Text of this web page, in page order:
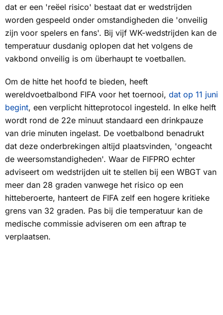
dat er een 'reëel risico' bestaat dat er wedstrijden
worden gespeeld onder omstandigheden die 'onveilig
zijn voor spelers en fans'. Bij vijf WK-wedstrijden kan de
temperatuur dusdanig oplopen dat het volgens de
vakbond onveilig is om überhaupt te voetballen.
Om de hitte het hoofd te bieden, heeft
wereldvoetbalbond FIFA voor het toernooi, dat op 11 juni
begint, een verplicht hitteprotocol ingesteld. In elke helft
wordt rond de 22e minuut standaard een drinkpauze
van drie minuten ingelast. De voetbalbond benadrukt
dat deze onderbrekingen altijd plaatsvinden, 'ongeacht
de weersomstandigheden'. Waar de FIFPRO echter
adviseert om wedstrijden uit te stellen bij een WBGT van
meer dan 28 graden vanwege het risico op een
hitteberoerte, hanteert de FIFA zelf een hogere kritieke
grens van 32 graden. Pas bij die temperatuur kan de
medische commissie adviseren om een aftrap te
verplaatsen.